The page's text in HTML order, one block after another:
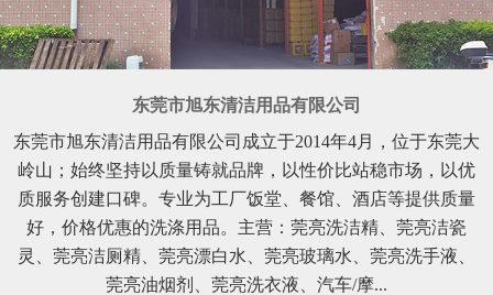
东莞市旭东清洁用品有限公司
东莞市旭东清洁用品有限公司成立于2014年4月，位于东莞大
岭山；始终坚持以质量铸就品牌，以性价比站稳市场，以优
质服务创建口碑。专业为工厂饭堂、餐馆、酒店等提供质量
好，价格优惠的洗涤用品。主营：莞亮洗洁精、莞亮洁瓷
灵、莞亮洁厕精、莞亮漂白水、莞亮玻璃水、莞亮洗手液、
莞亮油烟剂、莞亮洗衣液、汽车/摩...